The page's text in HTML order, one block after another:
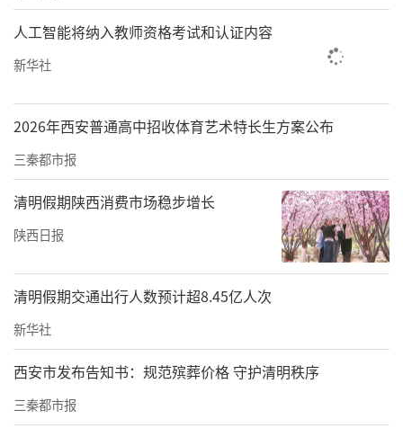
人工智能将纳入教师资格考试和认证内容
新华社
2026年西安普通高中招收体育艺术特长生方案公布
三秦都市报
清明假期陕西消费市场稳步增长
陕西日报
清明假期交通出行人数预计超8.45亿人次
新华社
西安市发布告知书：规范殡葬价格 守护清明秩序
三秦都市报